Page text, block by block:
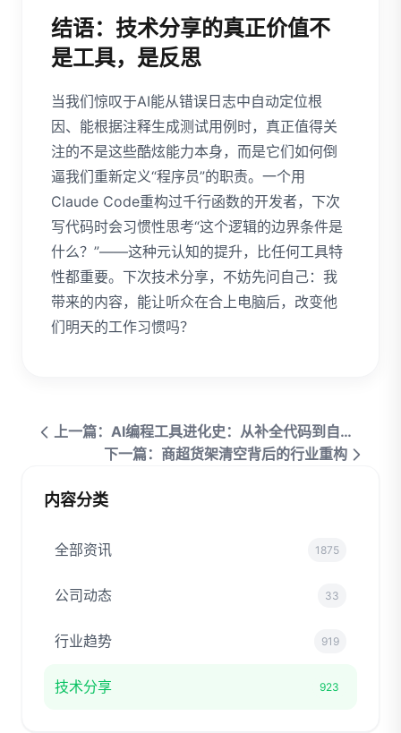
结语：技术分享的真正价值不
是工具，是反思
当我们惊叹于AI能从错误日志中自动定位根
因、能根据注释生成测试用例时，真正值得关
注的不是这些酷炫能力本身，而是它们如何倒
逼我们重新定义“程序员”的职责。一个用
Claude Code重构过千行函数的开发者，下次
写代码时会习惯性思考“这个逻辑的边界条件是
什么？”——这种元认知的提升，比任何工具特
性都重要。下次技术分享，不妨先问自己：我
带来的内容，能让听众在合上电脑后，改变他
们明天的工作习惯吗？
上一篇：AI编程工具进化史：从补全代码到自主开发的飞跃
下一篇：商超货架清空背后的行业重构
内容分类
全部资讯 1875
公司动态 33
行业趋势 919
技术分享 923